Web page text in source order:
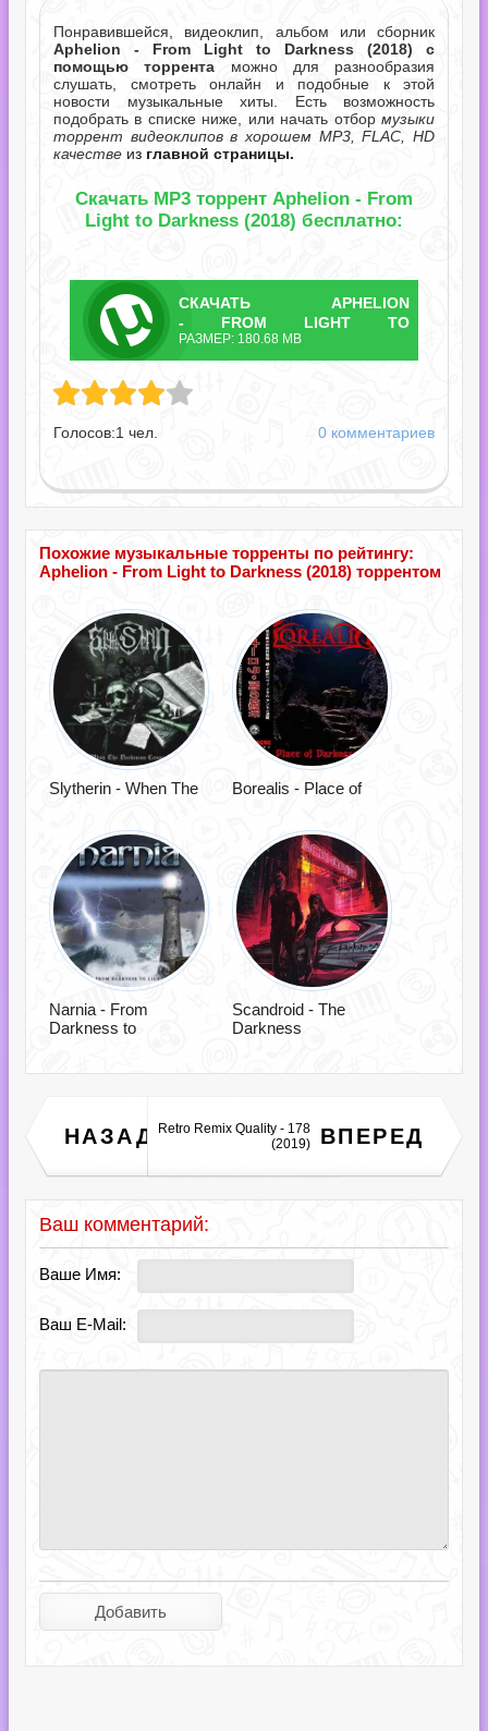
Понравившейся, видеоклип, альбом или сборник
Aphelion - From Light to Darkness (2018) с
помощью торрента можно для разнообразия
слушать, смотреть онлайн и подобные к этой
новости музыкальные хиты. Есть возможность
подобрать в списке ниже, или начать отбор музыки
торрент видеоклипов в хорошем MP3, FLAC, HD
качестве из главной страницы.
Скачать MP3 торрент Aphelion - From
Light to Darkness (2018) бесплатно:
СКАЧАТЬ
ТОРРЕНТ
APHELION
- FROM LIGHT TO
DARKNESS.TORRENT
РАЗМЕР: 180.68 MB
Light to Darkness.torrent
Голосов:1 чел. 0 комментариев
Похожие музыкальные торренты по рейтингу:
Aphelion - From Light to Darkness (2018) торрентом
Slytherin - When The Borealis - Place of
Narnia - From
Darkness to
Scandroid - The
Darkness
НАЗАД
Каспийский Груз -
ВПЕРЕД
Retro Remix Quality - 178
(2019)
Ваш комментарий:
Ваше Имя:
Ваш E-Mail: